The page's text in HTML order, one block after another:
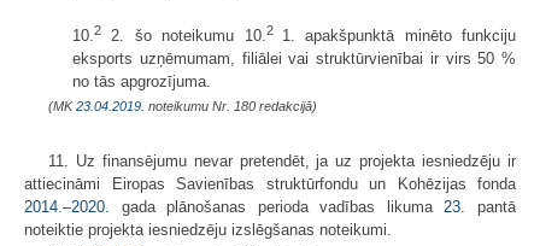
10.2 2. šo noteikumu 10.2 1. apakšpunktā minēto funkciju
eksports uzņēmumam, filiālei vai struktūrvienībai ir virs 50 %
no tās apgrozījuma.
(MK23.04.2019. noteikumu Nr. 180 redakcijā)
11. Uz finansējumu nevar pretendēt, ja uz projekta iesniedzēju ir
attiecināmi Eiropas Savienības struktūrfondu un Kohēzijas fonda
2014.–2020. gada plānošanas perioda vadības likuma23. pantā
noteiktie projekta iesniedzēju izslēgšanas noteikumi.